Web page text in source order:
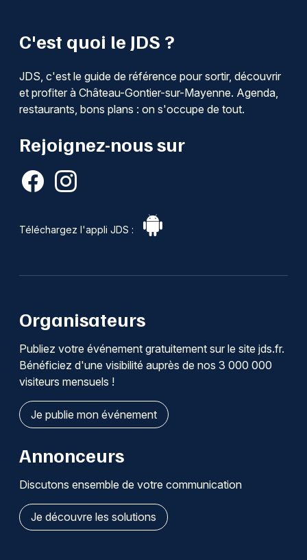
C'est quoi le JDS ?
JDS, c'est le guide de référence pour sortir, découvrir
et profiter à Château-Gontier-sur-Mayenne. Agenda,
restaurants, bons plans : on s'occupe de tout.
Rejoignez-nous sur
Téléchargez l'appli JDS :
Organisateurs
Publiez votre événement gratuitement sur le site jds.fr.
Bénéficiez d'une visibilité auprès de nos 3 000 000
visiteurs mensuels !
Je publie mon événement
Annonceurs
Discutons ensemble de votre communication
Je découvre les solutions